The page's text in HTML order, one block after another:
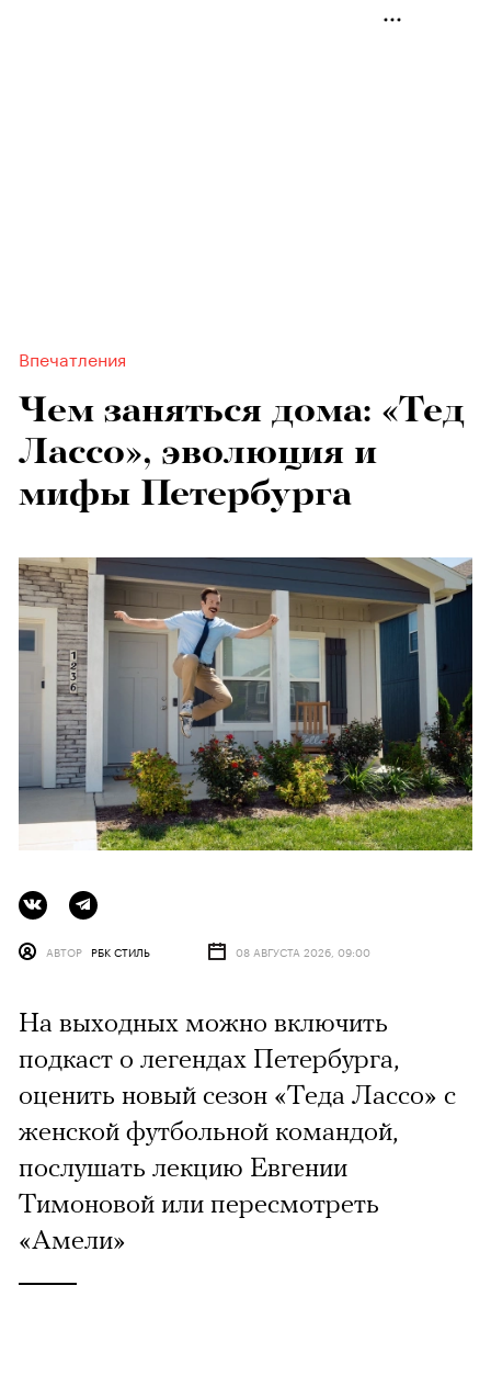
Впечатления
Чем заняться дома: «Тед
Лассо», эволюция и
мифы Петербурга
АВТОР РБК СТИЛЬ 08 АВГУСТА 2026, 09:00
На выходных можно включить
подкаст о легендах Петербурга,
оценить новый сезон «Теда Лассо» с
женской футбольной командой,
послушать лекцию Евгении
Тимоновой или пересмотреть
«Амели»